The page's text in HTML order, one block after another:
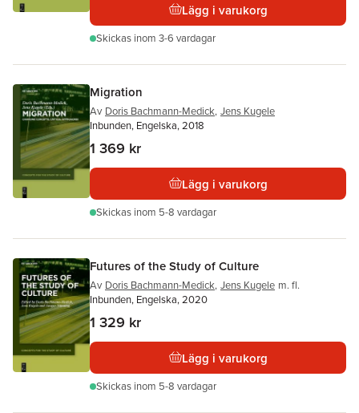
Lägg i varukorg
Skickas inom 3-6 vardagar
Migration
Av Doris Bachmann-Medick, Jens Kugele
Inbunden, Engelska, 2018
1 369 kr
Lägg i varukorg
Skickas inom 5-8 vardagar
Futures of the Study of Culture
Av Doris Bachmann-Medick, Jens Kugele m. fl.
Inbunden, Engelska, 2020
1 329 kr
Lägg i varukorg
Skickas inom 5-8 vardagar